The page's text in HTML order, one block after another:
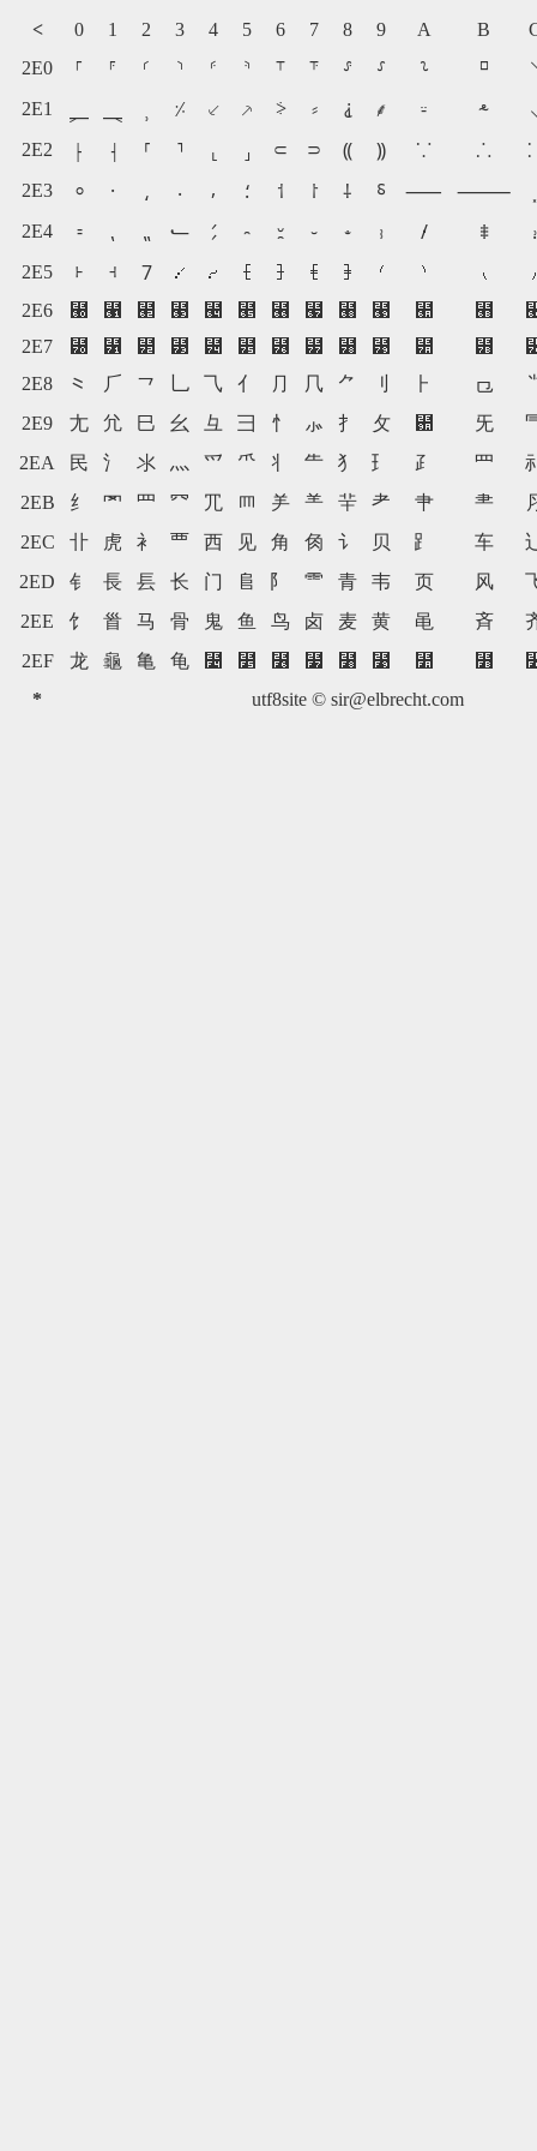
< 0 1 2 3 4 5 6 7 8 9 A B
2E0
⸀ ⸁ ⸂ ⸃ ⸄ ⸅ ⸆ ⸇ ⸈ ⸉ ⸊ ⸋
2E1
⸓ ⸔ ⸕ ⸖ ⸗ ⸘ ⸙ ⸚ ⸛
2E2
⸠ ⸡ ⸢ ⸣ ⸤ ⸥ ⸦ ⸧ ⸨ ⸩ ⸪ ⸫
2E3
⸰ ⸱ ⸲ ⸳ ⸴ ⸵ ⸶ ⸷ ⸸ ⸹ ⸺
⸻
2E4
⹀ ⹁ ⹂ ⹃ ⹄ ⹅ ⹆ ⹇ ⹈ ⹉ ⹊ ⹋
⹌
2E5
⹐ ⹑ ⹒ ⹓ ⹔ ⹕ ⹖ ⹗ ⹘ ⹙ ⹚ ⹛
2E6
⹠ ⹡ ⹢ ⹣ ⹤ ⹥ ⹦ ⹧ ⹨ ⹩ ⹪ ⹫
2E7
⹰ ⹱ ⹲ ⹳ ⹴ ⹵ ⹶ ⹷ ⹸ ⹹ ⹺ ⹻
2E8
⺀ ⺁ ⺂ ⺃ ⺄ ⺅ ⺆ ⺇ ⺈ ⺉ ⺊ ⺋
2E9
⺐ ⺑ ⺒ ⺓ ⺔ ⺕ ⺖ ⺗ ⺘ ⺙ ⺚ ⺛
2EA
⺠ ⺡ ⺢ ⺣ ⺤ ⺥ ⺦ ⺧ ⺨ ⺩ ⺪ ⺫
2EB
⺰ ⺱ ⺲ ⺳ ⺴ ⺵ ⺶ ⺷ ⺸ ⺹ ⺺ ⺻
2EC
⻀ ⻁ ⻂ ⻃ ⻄ ⻅ ⻆ ⻇ ⻈ ⻉ ⻊ ⻋
2ED
⻐ ⻑ ⻒ ⻓ ⻔ ⻕ ⻖ ⻗ ⻘ ⻙ ⻚ ⻛
2EE
⻠ ⻡ ⻢ ⻣ ⻤ ⻥ ⻦ ⻧ ⻨ ⻩ ⻪ ⻫
2EF
⻰ ⻱ ⻲ ⻳ ⻴ ⻵ ⻶ ⻷ ⻸ ⻹ ⻺ ⻻
*
utf8site © sir@elbrecht.com